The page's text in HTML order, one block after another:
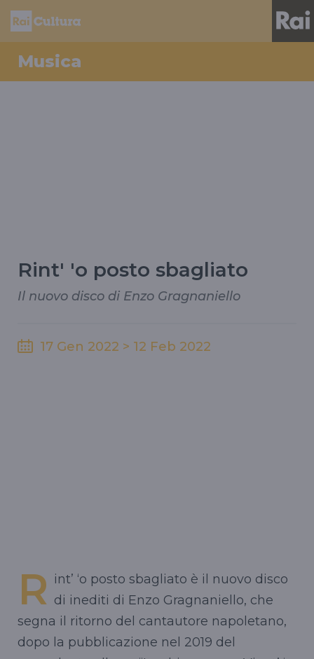
Musica
Rint' 'o posto sbagliato
Il nuovo disco di Enzo Gragnaniello
17 Gen 2022 > 12 Feb 2022
R int’ ‘o posto sbagliato è il nuovo disco
di inediti di Enzo Gragnaniello, che
segna il ritorno del cantautore napoletano,
dopo la pubblicazione nel 2019 del